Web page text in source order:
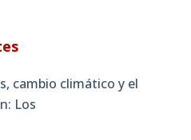
cambio climático y el
Los